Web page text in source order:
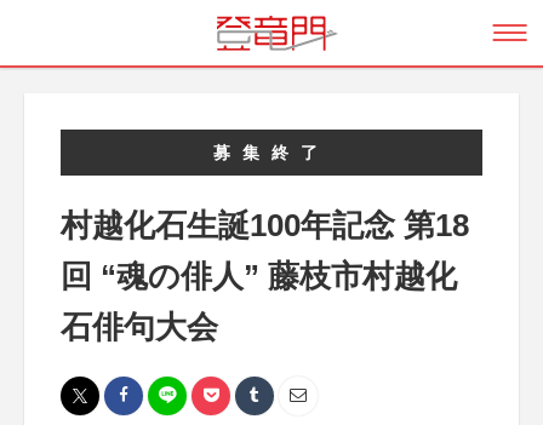
募集終了
村越化石生誕100年記念 第18
回 “魂の俳人” 藤枝市村越化
石俳句大会